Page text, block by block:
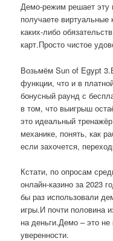
Демо-режим решает эту
получаете виртуальные
каких-либо
карт.Просто чистое
Возьмём Sun of Egypt
функции, что и в
бонусный раунд с
в том, что выигрыш
это идеальный
механике, понять, как
если захочется,
Кстати, по опросам
онлайн-казино за 2023
бы раз использовали
игры.И почти половина
на деньги.Демо – это не
уверенности.